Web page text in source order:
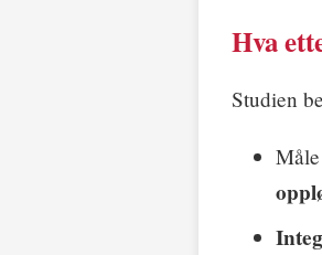
Hva
Studien